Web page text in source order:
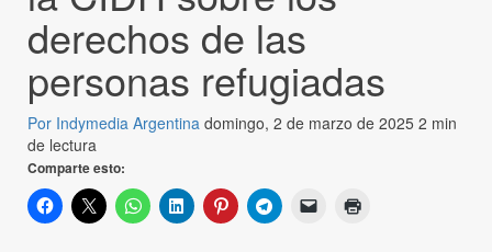
derechos de las
personas refugiadas
Por Indymedia Argentina domingo, 2 de marzo de 2025 2 min
de lectura
Comparte esto: